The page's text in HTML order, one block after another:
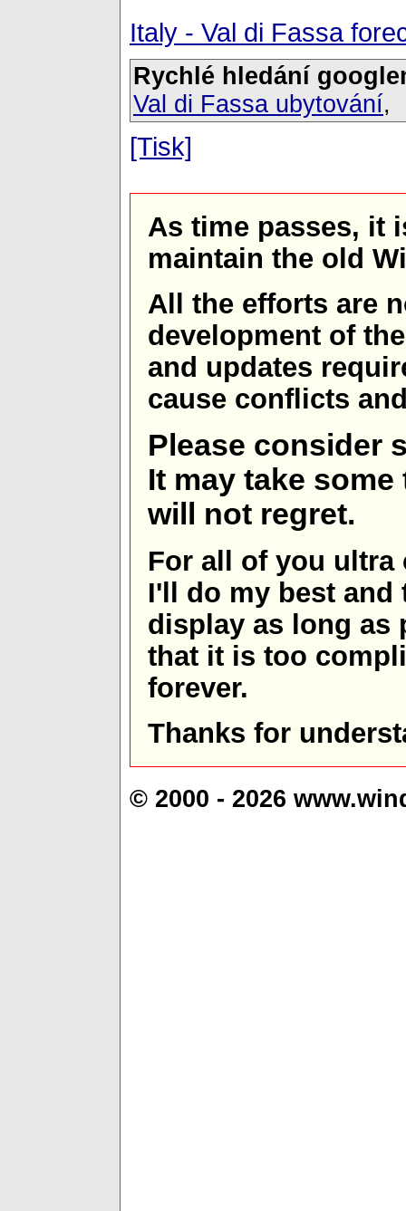
Italy - Val di Fassa
Rychlé hledání
Val di Fassa ubytování
[Tisk]
As time passes, it
maintain the old
All the efforts are
development of
and updates
cause conflicts
Please consider
It may take
will not regret.
For all of you ultra
I'll do my best and
display as long as
that it is too
forever.
Thanks for
© 2000 - 2026